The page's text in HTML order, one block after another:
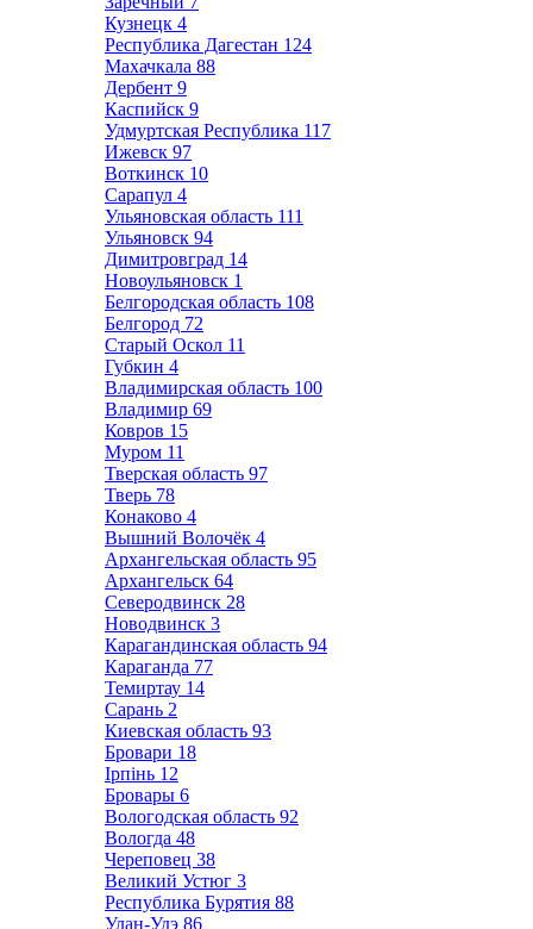
Кузнецк 4
Республика Дагестан 124
Махачкала 88
Дербент 9
Каспийск 9
Удмуртская Республика 117
Ижевск 97
Воткинск 10
Сарапул 4
Ульяновская область 111
Ульяновск 94
Димитровград 14
Новоульяновск 1
Белгородская область 108
Белгород 72
Старый Оскол 11
Губкин 4
Владимирская область 100
Владимир 69
Ковров 15
Муром 11
Тверская область 97
Тверь 78
Конаково 4
Вышний Волочёк 4
Архангельская область 95
Архангельск 64
Северодвинск 28
Новодвинск 3
Карагандинская область 94
Караганда 77
Темиртау 14
Сарань 2
Киевская область 93
Бровари 18
Ірпінь 12
Бровары 6
Вологодская область 92
Вологда 48
Череповец 38
Великий Устюг 3
Республика Бурятия 88
Улан-Удэ 86